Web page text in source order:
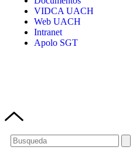
VIDCA UACH
Web UACH
Intranet
Apolo SGT